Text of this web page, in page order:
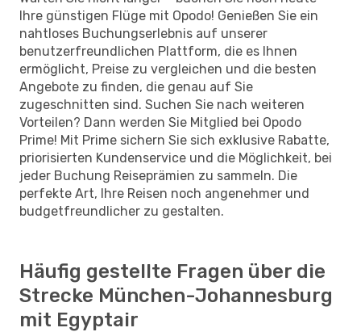
Ihre günstigen Flüge mit Opodo! Genießen Sie ein
nahtloses Buchungserlebnis auf unserer
benutzerfreundlichen Plattform, die es Ihnen
ermöglicht, Preise zu vergleichen und die besten
Angebote zu finden, die genau auf Sie
zugeschnitten sind. Suchen Sie nach weiteren
Vorteilen? Dann werden Sie Mitglied bei Opodo
Prime! Mit Prime sichern Sie sich exklusive Rabatte,
priorisierten Kundenservice und die Möglichkeit, bei
jeder Buchung Reiseprämien zu sammeln. Die
perfekte Art, Ihre Reisen noch angenehmer und
budgetfreundlicher zu gestalten.
Häufig gestellte Fragen über die
Strecke München-Johannesburg
mit Egyptair